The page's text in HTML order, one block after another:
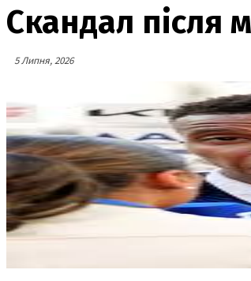
Скандал після
5 Липня, 2026